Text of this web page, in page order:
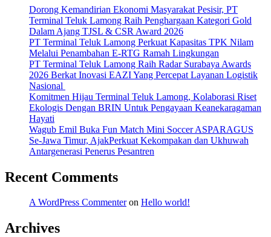
Dorong Kemandirian Ekonomi Masyarakat Pesisir, PT
Terminal Teluk Lamong Raih Penghargaan Kategori Gold
Dalam Ajang TJSL & CSR Award 2026
PT Terminal Teluk Lamong Perkuat Kapasitas TPK Nilam
Melalui Penambahan E-RTG Ramah Lingkungan
PT Terminal Teluk Lamong Raih Radar Surabaya Awards
2026 Berkat Inovasi EAZI Yang Percepat Layanan Logistik
Nasional
Komitmen Hijau Terminal Teluk Lamong, Kolaborasi Riset
Ekologis Dengan BRIN Untuk Pengayaan Keanekaragaman
Hayati
Wagub Emil Buka Fun Match Mini Soccer ASPARAGUS
Se-Jawa Timur, AjakPerkuat Kekompakan dan Ukhuwah
Antargenerasi Penerus Pesantren
Recent Comments
A WordPress Commenteron Hello world!
Archives